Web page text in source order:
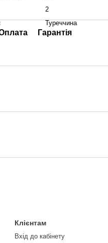
2
Туреччина
Гарантія
Клієнтам
Вхід до кабінету